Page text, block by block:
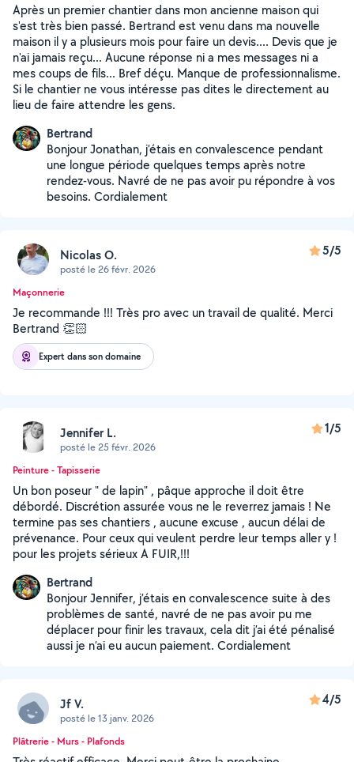
Après un premier chantier dans mon ancienne maison qui
s'est très bien passé. Bertrand est venu dans ma nouvelle
maison il y a plusieurs mois pour faire un devis.... Devis que je
n'ai jamais reçu... Aucune réponse ni a mes messages ni a
mes coups de fils... Bref déçu. Manque de professionnalisme.
Si le chantier ne vous intéresse pas dites le directement au
lieu de faire attendre les gens.
Bertrand
Bonjour Jonathan, j’étais en convalescence pendant
une longue période quelques temps après notre
rendez-vous. Navré de ne pas avoir pu répondre à vos
besoins. Cordialement
Nicolas O.
posté le 26 févr. 2026
5/5
Maçonnerie
Je recommande !!! Très pro avec un travail de qualité. Merci
Bertrand 👏🏻
Expert dans son domaine
Jennifer L.
posté le 25 févr. 2026
1/5
Peinture - Tapisserie
Un bon poseur " de lapin" , pâque approche il doit être
débordé. Discrétion assurée vous ne le reverrez jamais ! Ne
termine pas ses chantiers , aucune excuse , aucun délai de
prévenance. Pour ceux qui veulent perdre leur temps aller y !
pour les projets sérieux A FUIR,!!!
Bertrand
Bonjour Jennifer, j’étais en convalescence suite à des
problèmes de santé, navré de ne pas avoir pu me
déplacer pour finir les travaux, cela dit j’ai été pénalisé
aussi je n’ai eu aucun paiement. Cordialement
Jf V.
posté le 13 janv. 2026
4/5
Plâtrerie - Murs - Plafonds